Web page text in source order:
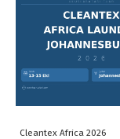
Cleantex Africa 2026